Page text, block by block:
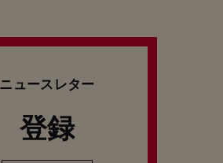
ールの中心、マムが所有するブド
る約218ヘクタールのマムのブド
ニュアンスのブドウを産し、各自
性気候と大陸性気候を併せ持ち、
石灰岩質のこのブドウ畑は、ユニ
ニュースレター
登録